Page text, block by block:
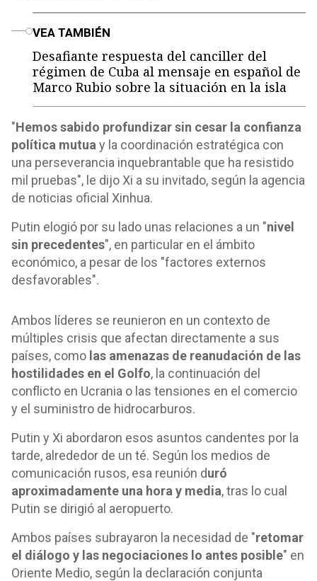
VEA TAMBIÉN
Desafiante respuesta del canciller del
régimen de Cuba al mensaje en español de
Marco Rubio sobre la situación en la isla
"Hemos sabido profundizar sin cesar la confianza
política mutua y la coordinación estratégica con
una perseverancia inquebrantable que ha resistido
mil pruebas", le dijo Xi a su invitado, según la agencia
de noticias oficial Xinhua.
Putin elogió por su lado unas relaciones a un "nivel
sin precedentes", en particular en el ámbito
económico, a pesar de los "factores externos
desfavorables".
Ambos líderes se reunieron en un contexto de
múltiples crisis que afectan directamente a sus
países, como las amenazas de reanudación de las
hostilidades en el Golfo, la continuación del
conflicto en Ucrania o las tensiones en el comercio
y el suministro de hidrocarburos.
Putin y Xi abordaron esos asuntos candentes por la
tarde, alrededor de un té. Según los medios de
comunicación rusos, esa reunión duró
aproximadamente una hora y media, tras lo cual
Putin se dirigió al aeropuerto.
Ambos países subrayaron la necesidad de "retomar
el diálogo y las negociaciones lo antes posible" en
Oriente Medio, según la declaración conjunta